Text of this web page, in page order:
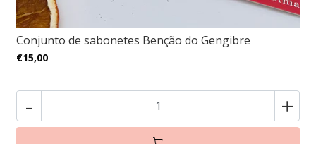
Conjunto de sabonetes Benção do Gengibre
€15,00
- +